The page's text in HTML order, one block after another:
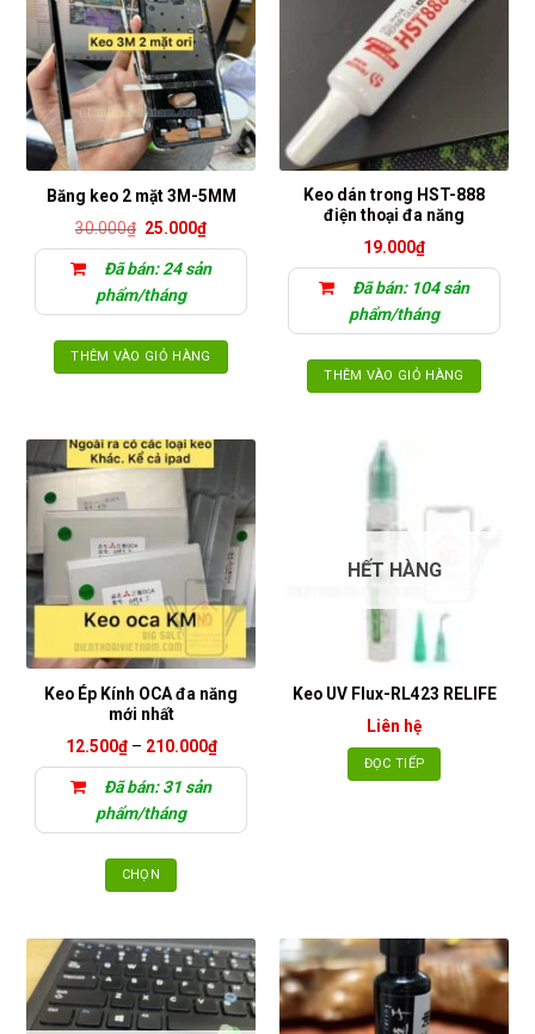
Băng keo 2 mặt 3M-5MM
30.000₫ Giá
là:
30.000₫.
25.000₫Giá
là:
Đã bán: 24 sản
phẩm/tháng
THÊM VÀO GIỎ HÀNG
Keo dán trong HST-888
điện thoại đa năng
19.000₫
Đã bán: 104 sản
phẩm/tháng
THÊM VÀO GIỎ HÀNG
Keo Ép Kính OCA đa năng
mới nhất
12.500₫ – 210.000₫Khoảng
giá:
Đã bán: 31 sản
phẩm/tháng
CHỌN
này
có
nhiều
biến
HẾT HÀNG
Keo UV Flux-RL423 RELIFE
Liên hệ
ĐỌC TIẾP